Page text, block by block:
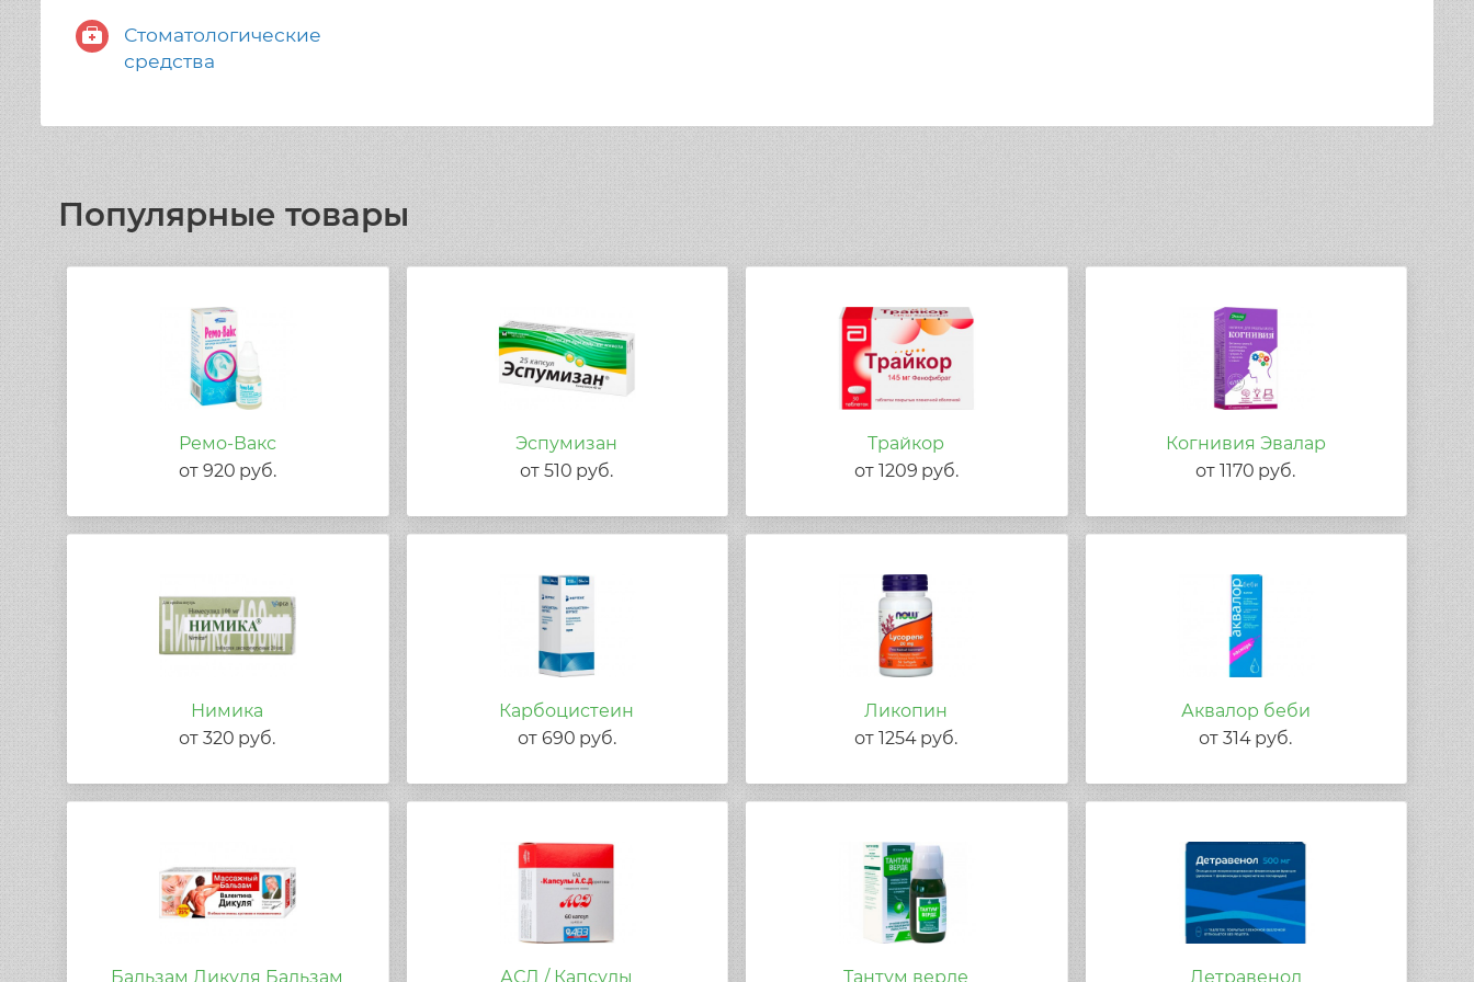
Стоматологические
средства
Популярные товары
Ремо-Вакс
от 920 руб.
Эспумизан
от510 руб.
Трайкор
от 1209 руб.
Когнивия Эвалар
от1170 руб.
Нимика
от320 руб.
Карбоцистеин
от 690 руб.
Ликопин
от1254 руб.
Аквалор беби
от314 руб.
Бальзам Дикуля Бальзам АСД / Капсулы Тантум верде Детравенол